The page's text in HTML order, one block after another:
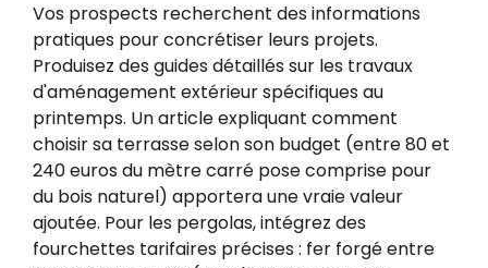
Vos prospects recherchent des informations
pratiques pour concrétiser leurs projets.
Produisez des guides détaillés sur les travaux
d'aménagement extérieur spécifiques au
printemps. Un article expliquant comment
choisir sa terrasse selon son budget (entre 80 et
240 euros du mètre carré pose comprise pour
du bois naturel) apportera une vraie valeur
ajoutée. Pour les pergolas, intégrez des
fourchettes tarifaires précises : fer forgé entre